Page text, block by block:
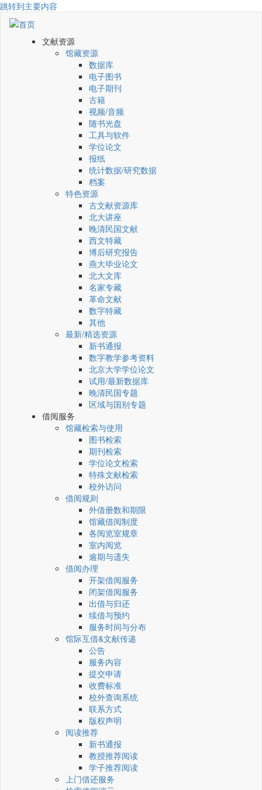
跳转到主要内容
文献资源
馆藏资源
数据库
电子图书
电子期刊
古籍
视频/音频
随书光盘
工具与软件
学位论文
报纸
统计数据/研究数据
档案
特色资源
古文献资源库
北大讲座
晚清民国文献
西文特藏
博后研究报告
燕大毕业论文
北大文库
名家专藏
革命文献
数字特藏
其他
最新/精选资源
新书通报
数字教学参考资料
北京大学学位论文
试用/最新数据库
晚清民国专题
区域与国别专题
借阅服务
馆藏检索与使用
图书检索
期刊检索
学位论文检索
特殊文献检索
校外访问
借阅规则
外借册数和期限
馆藏借阅制度
各阅览室规章
室内阅览
逾期与遗失
借阅办理
开架借阅服务
闭架借阅服务
出借与归还
续借与预约
服务时间与分布
馆际互借&文献传递
公告
服务内容
提交申请
收费标准
校外查询系统
联系方式
版权声明
阅读推荐
新书通报
教授推荐阅读
学子推荐阅读
上门借还服务